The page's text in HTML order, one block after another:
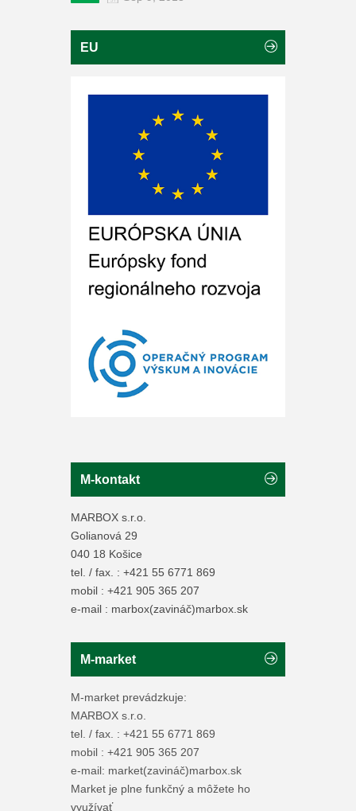
EU
M-kontakt
MARBOX s.r.o.
Golianová 29
040 18 Košice
tel. / fax. : +421 55 6771 869
mobil : +421 905 365 207
e-mail : marbox(zavináč)marbox.sk
M-market
M-market prevádzkuje:
MARBOX s.r.o.
tel. / fax. : +421 55 6771 869
mobil : +421 905 365 207
e-mail: market(zavináč)marbox.sk
Market je plne funkčný a môžete ho
využívať